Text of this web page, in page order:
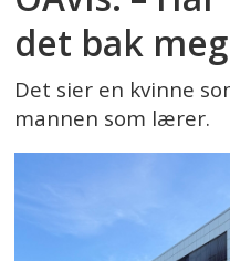
det bak meg
Det sier en kvinne
mannen som lærer.